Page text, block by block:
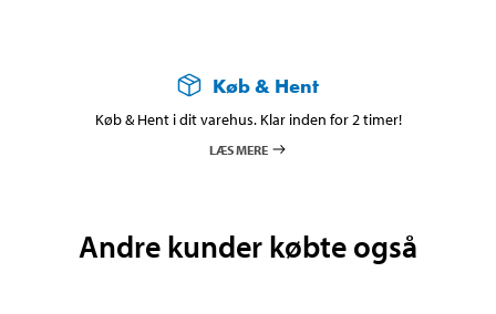
Køb & Hent
Køb & Hent i dit varehus. Klar inden for 2 timer!
LÆS MERE
Andre kunder købte også